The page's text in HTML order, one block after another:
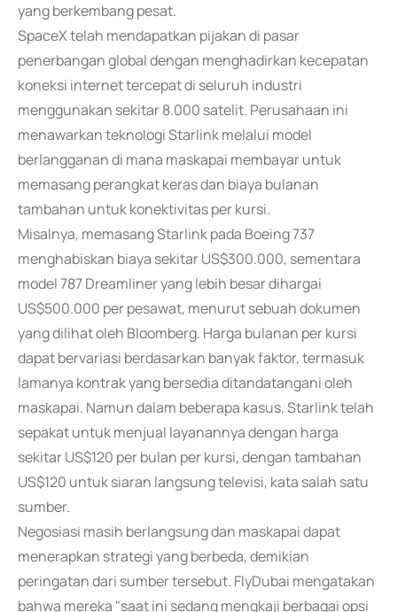
yang berkembang pesat.
SpaceX telah mendapatkan pijakan di pasar
penerbangan global dengan menghadirkan kecepatan
koneksi internet tercepat di seluruh industri
menggunakan sekitar 8.000 satelit. Perusahaan ini
menawarkan teknologi Starlink melalui model
berlangganan di mana maskapai membayar untuk
memasang perangkat keras dan biaya bulanan
tambahan untuk konektivitas per kursi.
Misalnya, memasang Starlink pada Boeing 737
menghabiskan biaya sekitar US$300.000, sementara
model 787 Dreamliner yang lebih besar dihargai
US$500.000 per pesawat, menurut sebuah dokumen
yang dilihat oleh Bloomberg. Harga bulanan per kursi
dapat bervariasi berdasarkan banyak faktor, termasuk
lamanya kontrak yang bersedia ditandatangani oleh
maskapai. Namun dalam beberapa kasus, Starlink telah
sepakat untuk menjual layanannya dengan harga
sekitar US$120 per bulan per kursi, dengan tambahan
US$120 untuk siaran langsung televisi, kata salah satu
sumber.
Negosiasi masih berlangsung dan maskapai dapat
menerapkan strategi yang berbeda, demikian
peringatan dari sumber tersebut. FlyDubai mengatakan
bahwa mereka "saat ini sedang mengkaji berbagai opsi